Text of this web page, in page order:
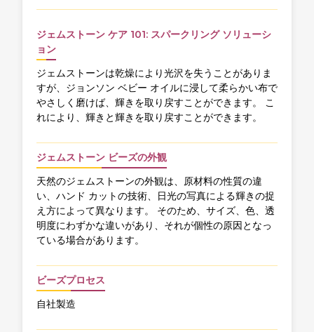
ジェムストーン ケア 101: スパークリング ソリューシ
ョン
ジェムストーンは乾燥により光沢を失うことがありま
すが、ジョンソン ベビー オイルに浸して柔らかい布で
やさしく磨けば、輝きを取り戻すことができます。 こ
れにより、輝きと輝きを取り戻すことができます。
ジェムストーン ビーズの外観
天然のジェムストーンの外観は、原材料の性質の違
い、ハンド カットの技術、日光の写真による輝きの捉
え方によって異なります。 そのため、サイズ、色、透
明度にわずかな違いがあり、それが個性の原因となっ
ている場合があります。
ビーズプロセス
自社製造